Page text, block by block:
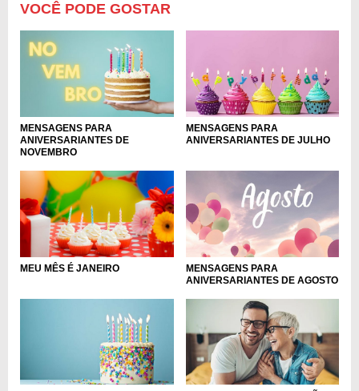
VOCÊ PODE GOSTAR
MENSAGENS PARA
ANIVERSARIANTES DE
NOVEMBRO
MENSAGENS PARA
ANIVERSARIANTES DE JULHO
MEU MÊS É JANEIRO
MENSAGENS PARA
ANIVERSARIANTES DE AGOSTO